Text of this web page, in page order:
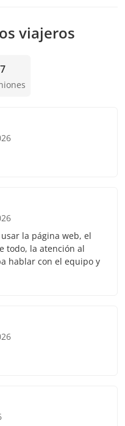
viajeros
la página web, el
todo, la atención al
hablar con el equipo y